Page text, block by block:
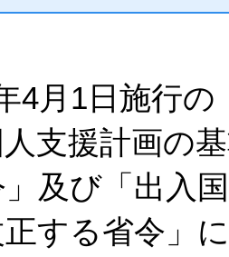
4月1日施行の
支援計画の
及び「出入
する省令」